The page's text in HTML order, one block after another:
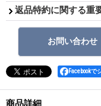
返品特約に関する重
Facebookで
商品詳細